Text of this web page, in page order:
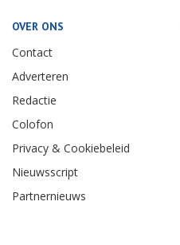
OVER ONS
Contact
Adverteren
Redactie
Colofon
Privacy & Cookiebeleid
Nieuwsscript
Partnernieuws